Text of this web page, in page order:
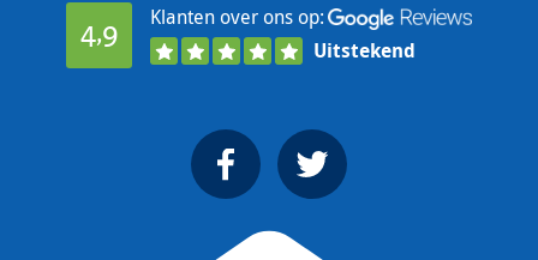
4,9
Klanten over ons op:
Uitstekend